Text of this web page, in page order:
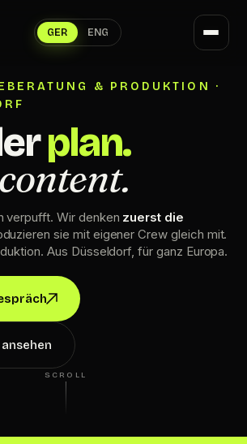
GER ENG
& PRODUKTION ·
plan.
content.
verpufft. Wir denken zuerst die
sie mit eigener Crew gleich mit.
Aus Düsseldorf, für ganz Europa.
SCROLL